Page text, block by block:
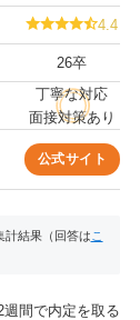
4.4
26卒
丁寧な対応
面接対策あり
公式サイト
計結果（回答は こ
間で内定を取る